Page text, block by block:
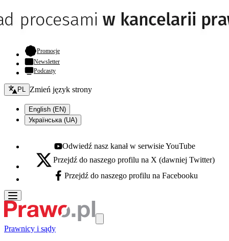
Promocje- otwiera się w nowej karcie
Newsletter
Podcasty
Zmień język - bieżący:
PL Zmień język strony
English (EN)
Українська (UA)
Youtube - otwiera się w nowej karcie
Odwiedź nasz kanał w serwisie YouTube
X - otwiera się w nowej karcie
Przejdź do naszego profilu na X (dawniej Twitter)
Facebook - otwiera się w nowej karcie
Przejdź do naszego profilu na Facebooku
Prawnicy i sądy